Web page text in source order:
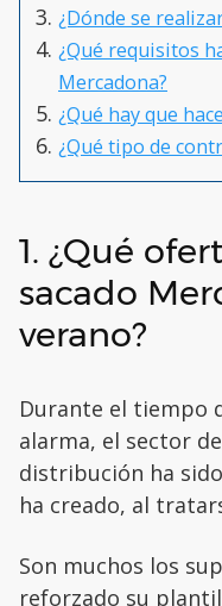
¿Dónde se
¿Qué requisitos
Mercadona?
¿Qué hay que
¿Qué tipo de
1. ¿Qué
sacado
verano?
Durante el tiempo
alarma, el sector
distribución ha
ha creado, al
Son muchos los
reforzado su